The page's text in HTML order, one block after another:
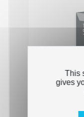
This
gives